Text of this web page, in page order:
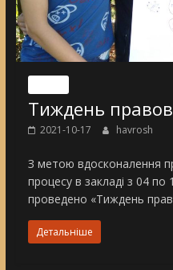
Тиждень
2021-10-17 havrosh
З метою вдосконалення
процесу в закладі з 04
проведено «Тиждень
Детальніше